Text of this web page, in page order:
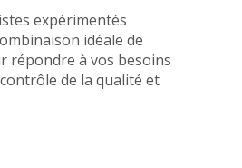
expérimentés
idéale de
répondre à vos besoins
de la qualité et